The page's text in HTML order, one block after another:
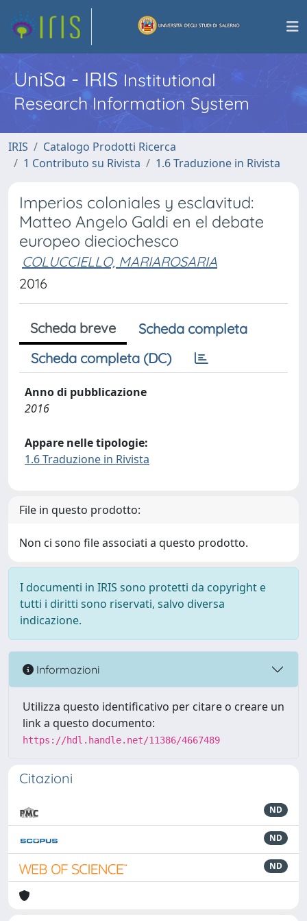
UniSa - IRISInstitutional
Research Information System
IRIS
Catalogo Prodotti Ricerca
1 Contributo su Rivista
1.6 Traduzione in Rivista
Imperios coloniales y esclavitud:
Matteo Angelo Galdi en el debate
europeo dieciochesco
COLUCCIELLO, MARIAROSARIA
2016
Scheda breve
Scheda completa
Scheda completa (DC)
Anno di pubblicazione
2016
Appare nelle tipologie:
1.6 Traduzione in Rivista
File in questo prodotto:
Non ci sono file associati a questo prodotto.
I documenti in IRIS sono protetti da copyright e
tutti i diritti sono riservati, salvo diversa
indicazione.
Informazioni
Utilizza questo identificativo per citare o creare un
link a questo documento:
https://hdl.handle.net/11386/4667489
Citazioni
ND
ND
ND